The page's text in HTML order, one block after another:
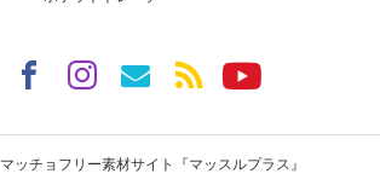
マッチョフリー素材サイト『マッスルプラス』